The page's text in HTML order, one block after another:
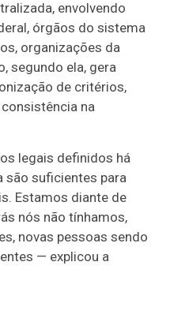
envolvendo
órgãos do sistema
organizações da
segundo ela, gera
de critérios,
na
legais definidos há
são suficientes para
Estamos diante de
nós não tínhamos,
novas pessoas sendo
— explicou a